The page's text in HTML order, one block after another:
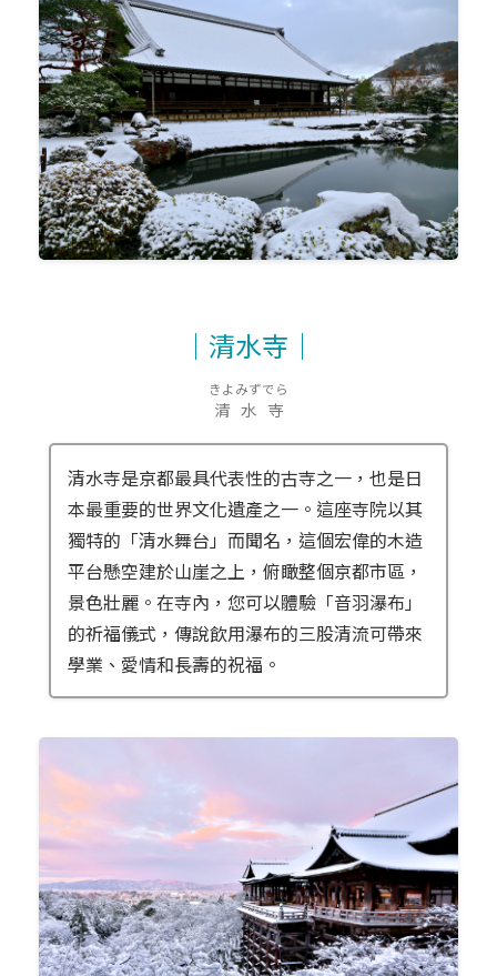
｜清水寺｜
清水寺
きよみずでら
清水寺是京都最具代表性的古寺之一，也是日
本最重要的世界文化遺產之一。這座寺院以其
獨特的「清水舞台」而聞名，這個宏偉的木造
平台懸空建於山崖之上，俯瞰整個京都市區，
景色壯麗。在寺內，您可以體驗「音羽瀑布」
的祈福儀式，傳說飲用瀑布的三股清流可帶來
學業、愛情和長壽的祝福。